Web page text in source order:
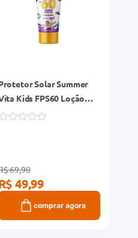
Solar Summer
Kids FPS60 Loção
120ml
69,90
49,99
comprar agora